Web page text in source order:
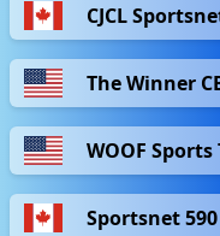
CJCL
The Winner
WOOF
Sportsnet 590